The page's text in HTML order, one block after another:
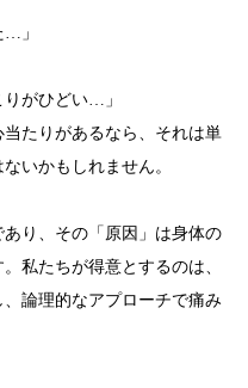
…」
りがひどい…」
たりがあるなら、それは単
いかもしれません。
り、その「原因」は身体の
私たちが得意とするのは、
論理的なアプローチで痛み